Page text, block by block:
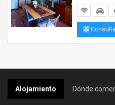
Alojamiento Dónde comer